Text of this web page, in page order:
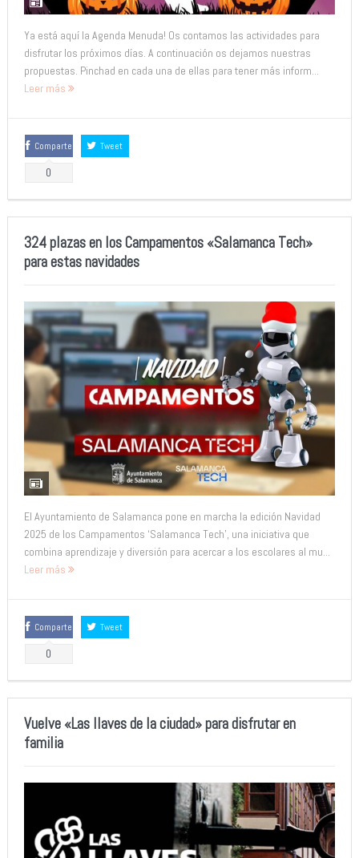
Ya está aquí la Agenda Menuda! Os contamos las actividades para
disfrutar los próximos días. A continuación os dejamos nuestras
propuestas. Pinchad en cada una de ellas para tener más inform...
Leer más
Comparte
0
Tweet
324 plazas en los Campamentos «Salamanca Tech»
para estas navidades
El Ayuntamiento de Salamanca pone en marcha la edición Navidad
2025 de los Campamentos ‘Salamanca Tech’, una iniciativa que
combina aprendizaje y diversión para acercar a los escolares al mu...
Leer más
Comparte
0
Tweet
Vuelve «Las llaves de la ciudad» para disfrutar en
familia